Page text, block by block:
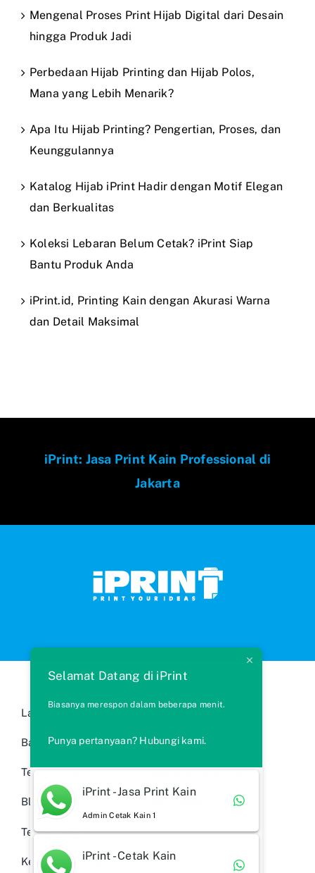
Mengenal Proses Print Hijab Digital dari Desain
hingga Produk Jadi
Perbedaan Hijab Printing dan Hijab Polos,
Mana yang Lebih Menarik?
Apa Itu Hijab Printing? Pengertian, Proses, dan
Keunggulannya
Katalog Hijab iPrint Hadir dengan Motif Elegan
dan Berkualitas
Koleksi Lebaran Belum Cetak? iPrint Siap
Bantu Produk Anda
iPrint.id, Printing Kain dengan Akurasi Warna
dan Detail Maksimal
iPrint: Jasa Print Kain Professional di
Jakarta
Layanan Kami
Bahan Kain
Testimonials
Blog
Cara Memesan
FAQs
Tentang Kami
Kebijakan Privasi
Selamat Datang di iPrint
Biasanya merespon dalam beberapa menit.
Punya pertanyaan? Hubungi kami.
iPrint - Jasa Print Kain
Admin Cetak Kain 1
iPrint - Cetak Kain